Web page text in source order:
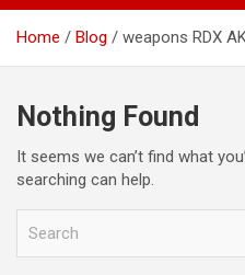
Home Blog weapons RDX
Nothing Found
It seems we can’t find what
searching can help.